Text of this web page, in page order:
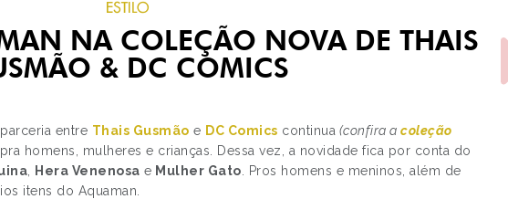
ESTILO
NA COLEÇÃO NOVA DE THAIS
& DC COMICS
entre Thais Gusmão e DC Comics continua (confira acoleção
homens, mulheres e crianças. Dessa vez, a novidade fica por conta do
Hera Venenosa e Mulher Gato . Pros homens e meninos, além de
itens do Aquaman.
PRÓXIMO POST
O QUE ELES PENSAM